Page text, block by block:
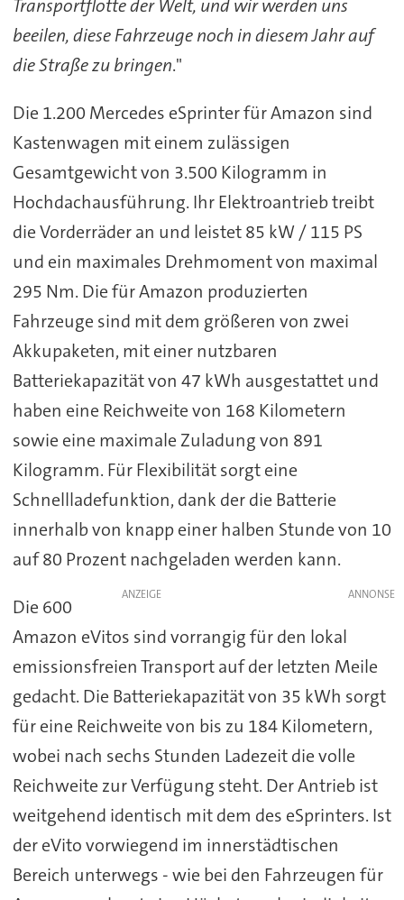
Transportflotte der Welt, und wir werden uns
beeilen, diese Fahrzeuge noch in diesem Jahr auf
die Straße zu bringen."
Die 1.200 Mercedes eSprinter für Amazon sind
Kastenwagen mit einem zulässigen
Gesamtgewicht von 3.500 Kilogramm in
Hochdachausführung. Ihr Elektroantrieb treibt
die Vorderräder an und leistet 85 kW / 115 PS
und ein maximales Drehmoment von maximal
295 Nm. Die für Amazon produzierten
Fahrzeuge sind mit dem größeren von zwei
Akkupaketen, mit einer nutzbaren
Batteriekapazität von 47 kWh ausgestattet und
haben eine Reichweite von 168 Kilometern
sowie eine maximale Zuladung von 891
Kilogramm. Für Flexibilität sorgt eine
Schnellladefunktion, dank der die Batterie
innerhalb von knapp einer halben Stunde von 10
auf 80 Prozent nachgeladen werden kann.
ANZEIGE
Die 600
Amazon eVitos sind vorrangig für den lokal
emissionsfreien Transport auf der letzten Meile
gedacht. Die Batteriekapazität von 35 kWh sorgt
für eine Reichweite von bis zu 184 Kilometern,
wobei nach sechs Stunden Ladezeit die volle
Reichweite zur Verfügung steht. Der Antrieb ist
weitgehend identisch mit dem des eSprinters. Ist
der eVito vorwiegend im innerstädtischen
Bereich unterwegs - wie bei den Fahrzeugen für